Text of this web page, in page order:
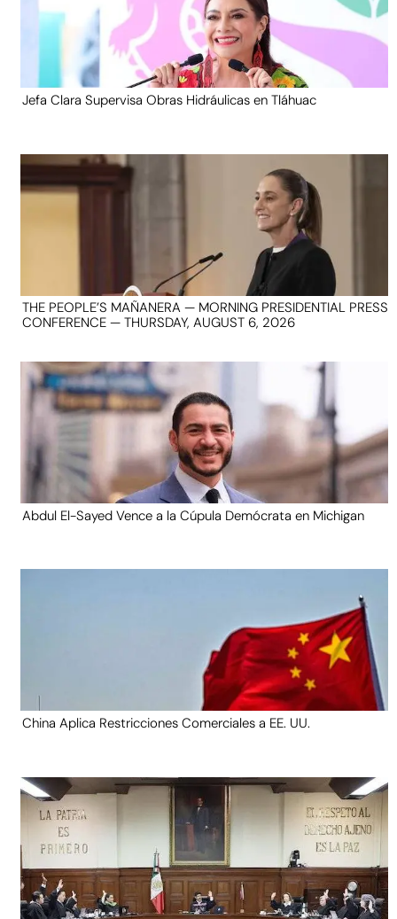
Jefa Clara Supervisa Obras Hidráulicas en Tláhuac
THE PEOPLE’S MAÑANERA — MORNING PRESIDENTIAL PRESS
CONFERENCE — THURSDAY, AUGUST 6, 2026
Abdul El-Sayed Vence a la Cúpula Demócrata en Michigan
China Aplica Restricciones Comerciales a EE. UU.